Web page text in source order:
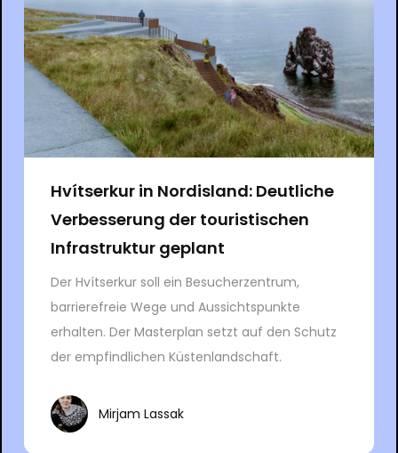
Hvítserkur in Nordisland: Deutliche
Verbesserung der touristischen
Infrastruktur geplant
Der Hvítserkur soll ein Besucherzentrum,
barrierefreie Wege und Aussichtspunkte
erhalten. Der Masterplan setzt auf den Schutz
der empfindlichen Küstenlandschaft.
Mirjam Lassak